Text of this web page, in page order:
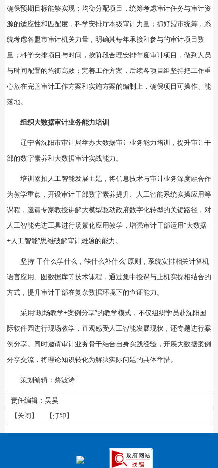
确保预期目标能够实现；均衡分配项目，统筹考虑审计任务与审计资
源的适应性和匹配度，科学安排厅本级审计力量；抓好盟市统筹，系
统考虑各盟市审计机关力量，明确其每年承接和参与的审计项目数
量；科学安排项目与时间，按阶段合理安排年度审计项目，做到人员
与时间配置的均衡高效；完善工作方案，后续各项目组坚持把工作重
心放在完善审计工作方案和实施方案的编制上，确保项目可操作、能
落地。
组织大数据审计业务能力培训
辽宁省沈阳市审计局举办大数据审计业务能力培训，提升审计干
部的数字素养和大数据审计实战能力。
培训紧扣人工智能发展主题，将信息技术与审计业务深度融合作
为教学重点，开设审计干部数字素养提升、人工智能系统实操应用等
课程，邀请专家教授讲解大模型驱动政府数字化转型的关键路径，对
人工智能先进工具进行场景化应用教学，增强审计干部运用“大数据
+人工智能”思维破解审计难题的能力。
坚持“干什么学什么，缺什么补什么”原则，系统安排相关计算机
语言应用、图数据库等技术课程，通过集中授课与上机实操相结合的
方式，提升审计干部在复杂数据环境下的查证能力。
采用“现场教学+案例分享”的教学模式，不仅组织学员赴沈阳国
际软件园进行现场教学，直观感受人工智能发展现状，还专题进行案
例分享。同时邀请审计业务骨干结合自身实践经验，开展大数据案例
分享交流，将理论知识转化为解决实际问题的具体举措。
策划编辑：蔡波涛
责任编辑：吴昊
【关闭】
【打印】